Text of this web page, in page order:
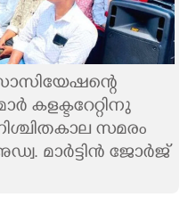
കളക്ടറേറ്റിനു
സമരം
മാർട്ടിൻ ജോർജ്